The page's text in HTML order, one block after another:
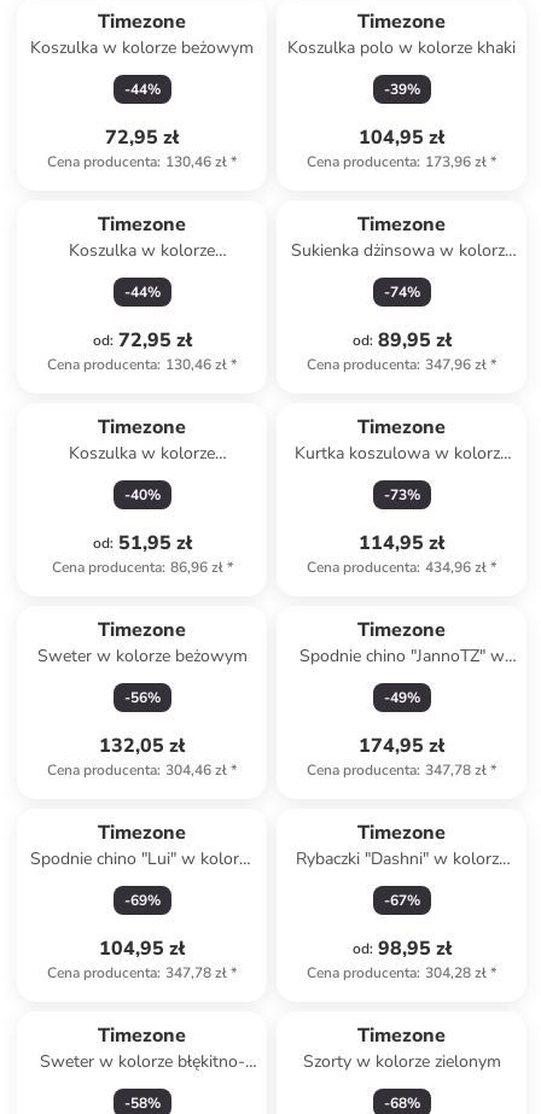
Timezone
Koszulka w kolorze beżowym
-44%
72,95 zł
Cena producenta: 130,46 zł*
Timezone
Koszulka polo w kolorze khaki
-39%
104,95 zł
Cena producenta: 173,96 zł*
Timezone
Koszulka w kolorze
czerwonym
-44%
od: 72,95 zł
Cena producenta: 130,46 zł*
Timezone
Sukienka dżinsowa w kolorze
niebieskim
-74%
od: 89,95 zł
Cena producenta: 347,96 zł*
Timezone
Koszulka w kolorze
granatowym
-40%
od: 51,95 zł
Cena producenta: 86,96 zł*
Timezone
Kurtka koszulowa w kolorze
zielonym
-73%
114,95 zł
Cena producenta: 434,96 zł*
Timezone
Sweter w kolorze beżowym
-56%
132,05 zł
Cena producenta: 304,46 zł*
Timezone
Spodnie chino "JannoTZ" w
kolorze khaki
-49%
174,95 zł
Cena producenta: 347,78 zł*
Timezone
Spodnie chino "Lui" w kolorze
błękitnym
-69%
104,95 zł
Cena producenta: 347,78 zł*
Timezone
Rybaczki "Dashni" w kolorze
białym
-67%
od: 98,95 zł
Cena producenta: 304,28 zł*
Timezone
Sweter w kolorze błękitno-
białym
-58%
Timezone
Szorty w kolorze zielonym
-68%